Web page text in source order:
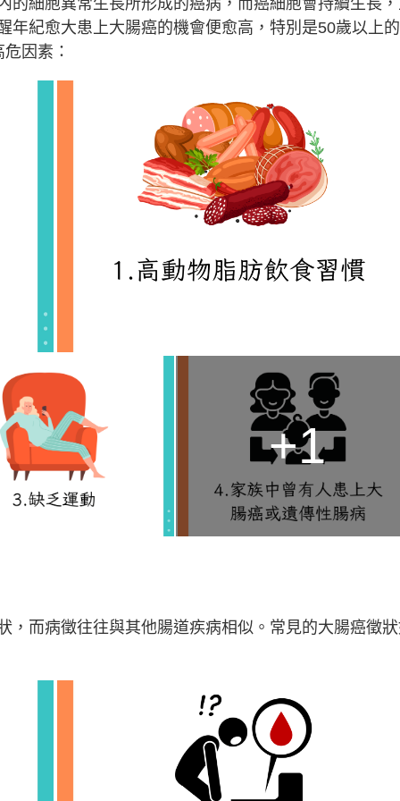
年紀愈大患上大腸癌的機會便愈高，特別是50歲以上
因素：
+1
，而病徵往往與其他腸道疾病相似。常見的大腸癌徵